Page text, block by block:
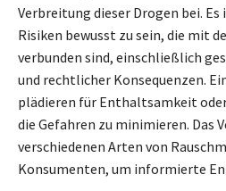
Verbreitung dieser Drogen bei.
Risiken bewusst zu sein, die mit
verbunden sind, einschließlich
und rechtlicher Konsequenzen.
plädieren für Enthaltsamkeit
die Gefahren zu minimieren. Das
verschiedenen Arten von
Konsumenten, um informierte